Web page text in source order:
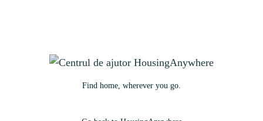
Find home, wherever you go.